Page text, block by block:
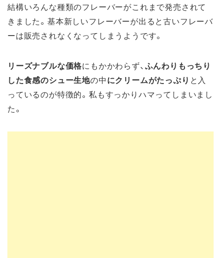
結構いろんな種類のフレーバーがこれまで発売されて
きました。基本新しいフレーバーが出ると古いフレーバ
ーは販売されなくなってしまうようです。
リーズナブルな価格にもかかわらず、ふんわりもっちり
した食感のシュー生地の中にクリームがたっぷり と入
っているのが特徴的。私もすっかりハマってしまいまし
た。